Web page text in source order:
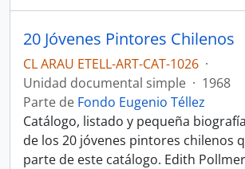
20 Jóvenes Pintores Chilenos
CL ARAU ETELL-ART-CAT-1026 ·
Unidad documental simple · 1968
Parte de Fondo Eugenio Téllez
Catálogo, listado y pequeña
de los 20 jóvenes pintores chilenos
parte de este catálogo. Edith